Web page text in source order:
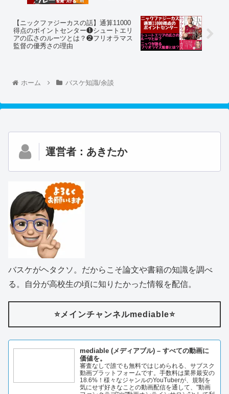
【ニックファジーカスの話】通算11000
得点のポイントセンター❶シュートエリ
アの広さのルーツとは？❷フリオラマス
監督の優秀さの理由
ホーム バスケ知識/余談
運営者：あきたか
バスケがヘタクソ。だからこそ論文や書籍の知識を調べ
る。自分が高校生の頃に知りたかった情報を配信。
⭐️メインチャンネルmediable⭐️
mediable (メディアブル) – すべての動画に
価値を。
審査なしで誰でも無料ではじめられる、サブスク
動画プラットフォームです。手数料は業界最安の
18.6%！様々なジャンルのYouTuberが、規制を
気にせず好きなことの動画配信を通して、"動画